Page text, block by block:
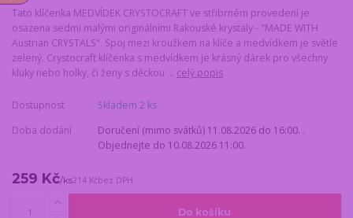
Tato klíčenka MEDVÍDEK CRYSTOCRAFT ve střibrném provedení je
osazena sedmi malými originálními Rakouské krystaly - "MADE WITH
Austrian CRYSTALS". Spoj mezi kroužkem na klíče a medvídkem je světle
zelený. Crystocraft klíčenka s medvídkem je krásný dárek pro všechny
kluky nebo holky, či ženy s děckou ... celý popis
Dostupnost
Skladem 2 ks
Doba dodání
Doručení (mimo svátků) 11.08.2026 do 16:00. .
Objednejte do 10.08.2026 11:00.
259 Kč/ks214 Kčbez DPH
Do košíku